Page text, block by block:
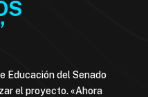
Educación del Senado
el proyecto. «Ahora